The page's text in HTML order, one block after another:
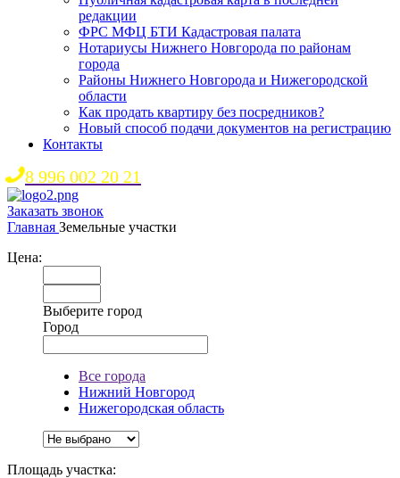
редакции
ФРС МФЦ БТИ Кадастровая палата
Нотариусы Нижнего Новгорода по районам
города
Районы Нижнего Новгорода и Нижегородской
области
Как продать квартиру без посредников?
Новый способ подачи документов на регистрацию
Контакты
8 996 002 20 21
Заказать звонок
Главная Земельные участки
Цена:
Выберите город
Город
Все города
Нижний Новгород
Нижегородская область
Площадь участка: